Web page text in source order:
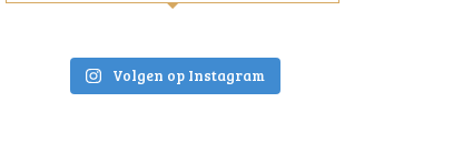
Volgen op Instagram